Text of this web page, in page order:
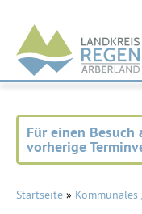
Landkreis
Regen
Für einen
vorherige
Startseite » Kommunales